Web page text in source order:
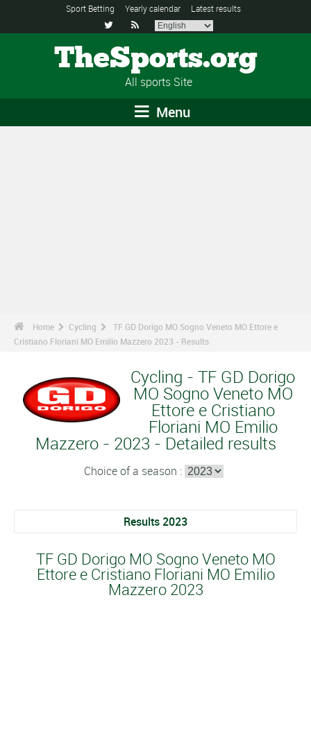
Sport Betting Yearly calendar Latest results
 
TheSports.org
All sports Site
Menu
Home Cycling
TF GD Dorigo MO Sogno Veneto MO Ettore e
Cristiano Floriani MO Emilio Mazzero 2023 - Results
Cycling - TF GD Dorigo
MO Sogno Veneto MO
Ettore e Cristiano
Floriani MO Emilio
Mazzero - 2023 - Detailed results
Choice of a season :
Results 2023
TF GD Dorigo MO Sogno Veneto MO
Ettore e Cristiano Floriani MO Emilio
Mazzero 2023